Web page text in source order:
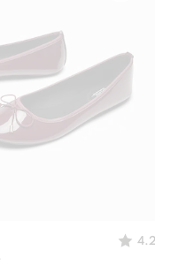
4.2